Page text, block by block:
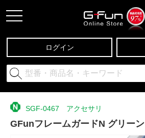
ログイン
SGF-0467 アクセサリ
GFunフレームガードN グリーン